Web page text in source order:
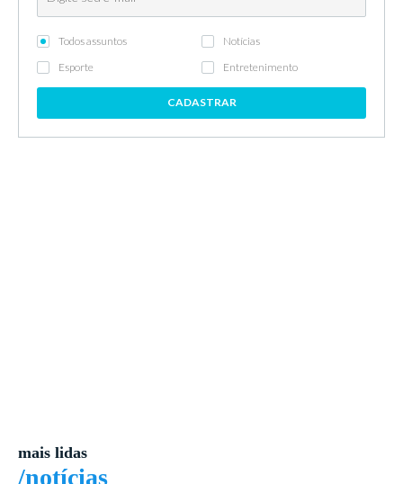
Todos assuntos
Notícias
Esporte
Entretenimento
CADASTRAR
mais lidas
/notícias